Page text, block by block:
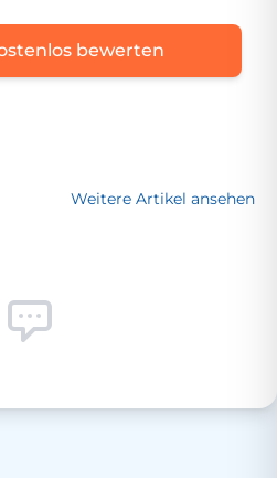
bewerten
Weitere Artikel ansehen